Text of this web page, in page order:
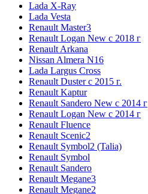
Lada X-Ray
Lada Vesta
Renault Master3
Renault Logan New с 2018 г
Renault Arkana
Nissan Almera N16
Lada Largus Cross
Renault Duster с 2015 г.
Renault Kaptur
Renault Sandero New с 2014 г
Renault Logan New с 2014 г
Renault Fluence
Renault Scenic2
Renault Symbol2 (Talia)
Renault Symbol
Renault Sandero
Renault Megane3
Renault Megane2